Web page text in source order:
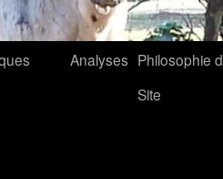
Analyses Philosophie
Site